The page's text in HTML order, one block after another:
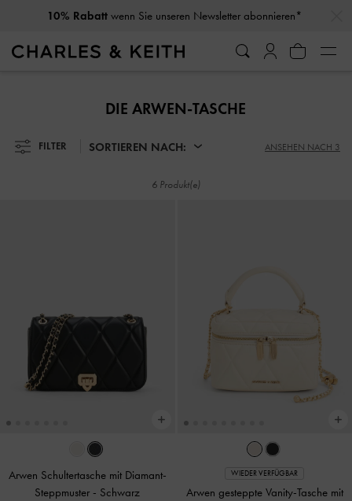
10% Rabattwenn Sie unseren Newsletter abonnieren*
10% Rabatt wenn Sie unseren Newsletter abonnieren*
DIE ARWEN-TASCHE
FILTER SORTIEREN NACH: ANSEHEN NACH 3
6 Produkt(e)
Arwen Schultertasche mit Diamant-
Steppmuster - Schwarz
WIEDER VERFÜGBAR
Arwen gesteppte Vanity-Tasche mit